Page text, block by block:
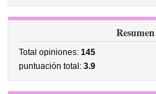
Total opiniones:145
puntuación total:3.9